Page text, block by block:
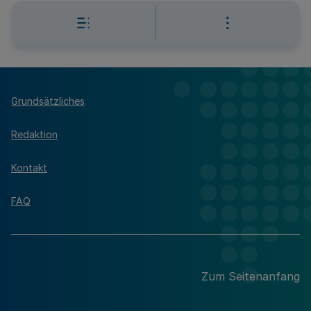
Grundsätzliches
Redaktion
Kontakt
FAQ
Zum Seitenanfang